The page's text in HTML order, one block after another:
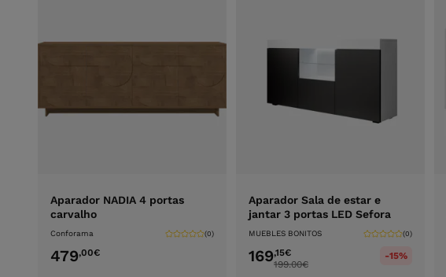
Aparador NADIA 4 portas
carvalho
Conforama (0)
479,00€
Aparador Sala de estar e
jantar 3 portas LED Sefora
MUEBLES BONITOS (0)
169,15€
199.00€
-15%